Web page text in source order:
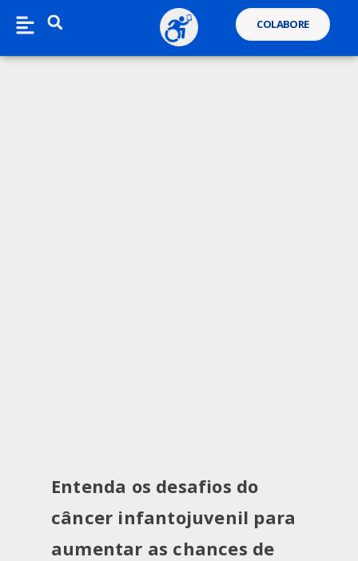
COLABORE
Entenda os desafios do
câncer infantojuvenil para
aumentar as chances de